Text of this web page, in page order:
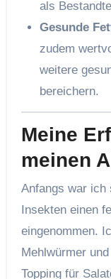
als
Gesunde
zudem
weitere
bereichern.
Meine
meinen
Anfangs war ich
Insekten einen
eingenommen.
Mehlwürmer
Topping für